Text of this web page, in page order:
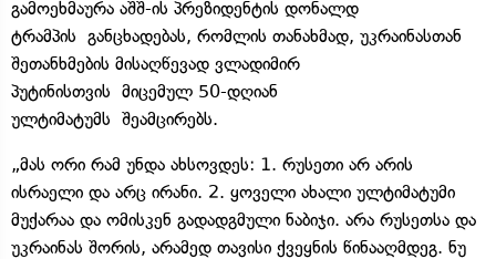
გამოეხმაურა აშშ-ის პრეზიდენტის დონალდ
ტრამპის განცხადებას, რომლის თანახმად, უკრაინასთან
შეთანხმების მისაღწევად ვლადიმირ
პუტინისთვის მიცემულ 50-დღიან
ულტიმატუმს შეამცირებს.
„მას ორი რამ უნდა ახსოვდეს: 1. რუსეთი არ არის
ისრაელი და არც ირანი. 2. ყოველი ახალი ულტიმატუმი
მუქარაა და ომისკენ გადადგმული ნაბიჯი. არა რუსეთსა და
უკრაინას შორის, არამედ თავისი ქვეყნის წინააღმდეგ. ნუ